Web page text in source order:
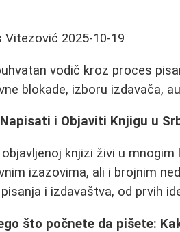
Vitezović 2025-10-19
vodič kroz proces
blokade, izboru izdavača,
i Objaviti Knjigu u
objavljenoj knjizi živi u
izazovima, ali i brojnim
i izdavaštva, od prvih
što počnete da pišete: